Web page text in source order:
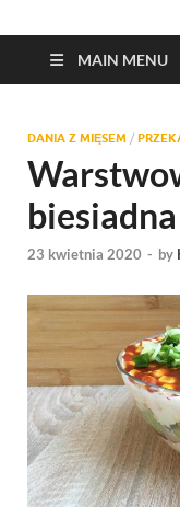
MAIN MENU
DANIA Z MIĘSEM /
biesiadna
23 kwietnia 2020 - by